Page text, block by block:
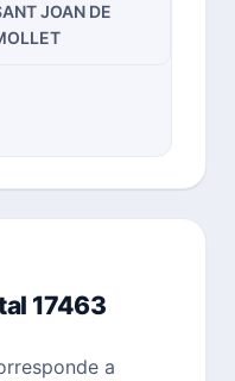
JOAN DE
17463
a